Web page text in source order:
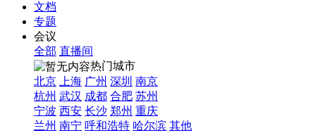
文档
专题
会议
全部 直播间
热门城市
北京
上海 广州 深圳 南京
杭州 武汉 成都 合肥 苏州
宁波 西安 长沙 郑州 重庆
兰州 南宁 呼和浩特 哈尔滨 其他